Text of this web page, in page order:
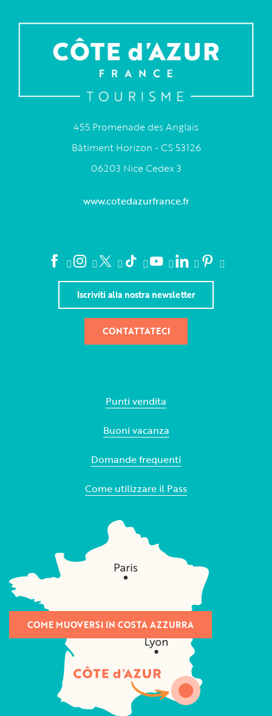
455 Promenade des Anglais
Bâtiment Horizon - CS 53126
06203 Nice Cedex 3
www.cotedazurfrance.fr
Iscriviti alla nostra newsletter
CONTATTATECI
Punti vendita
Buoni vacanza
Domande frequenti
Come utilizzare il Pass
COME MUOVERSI IN COSTA AZZURRA